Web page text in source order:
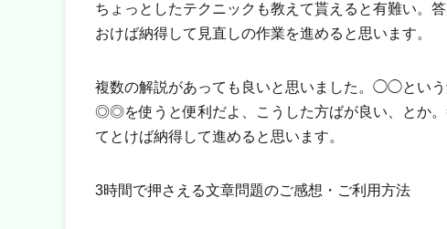
ちょっとしたテクニックも教えて貰えると有難い。
おけば納得して見直しの作業を進めると思います。
複数の解説があっても良いと思いました。◯◯とい
◎◎を使うと便利だよ、こうした方ばが良い、とか
てとけば納得して進めると思います。
3時間で押さえる文章問題のご感想・ご利用方法